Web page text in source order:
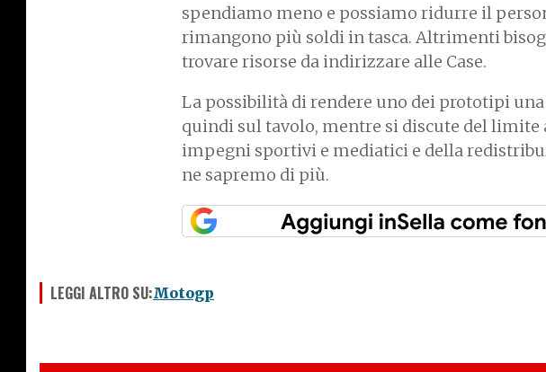
spendiamo meno e possiamo ridurre il
rimangono più soldi in tasca. Altrimenti
trovare risorse da indirizzare alle Case.
La possibilità di rendere uno dei prototipi
quindi sul tavolo, mentre si discute del limite
impegni sportivi e mediatici e della
ne sapremo di più.
LEGGI ALTRO SU:Motogp